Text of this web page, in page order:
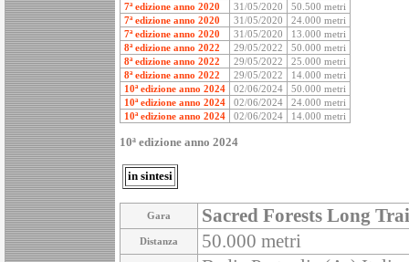
7ª edizione anno 2020
31/05/2020
50.500 metri
7ª edizione anno 2020
31/05/2020
24.000 metri
7ª edizione anno 2020
31/05/2020
13.000 metri
8ª edizione anno 2022
29/05/2022
50.000 metri
8ª edizione anno 2022
29/05/2022
25.000 metri
8ª edizione anno 2022
29/05/2022
14.000 metri
10ª edizione anno 2024
02/06/2024
50.000 metri
10ª edizione anno 2024
02/06/2024
24.000 metri
10ª edizione anno 2024
02/06/2024 14.000 metri
10ª edizione anno 2024
in sintesi
Gara Sacred Forests Long
Distanza 50.000 metri